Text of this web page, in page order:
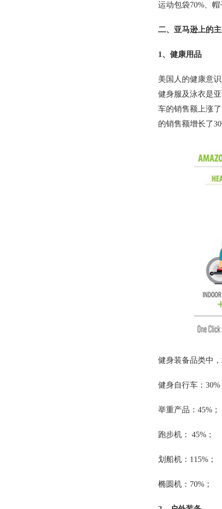
运动包袋70%、
二、亚马逊上的
1、健康用品
美国人的健康意
健身服及泳衣是
车的销售额上涨
的销售额增长了
健身装备品类中
健身自行车：30%
举重产品：45%；
跑步机： 45%；
划船机：115%；
椭圆机：70%；